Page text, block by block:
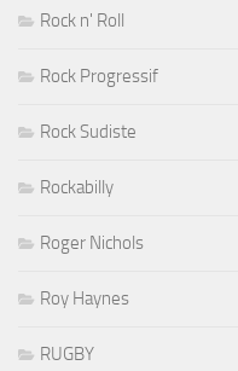
Rock n' Roll
Rock Progressif
Rock Sudiste
Rockabilly
Roger Nichols
Roy Haynes
RUGBY